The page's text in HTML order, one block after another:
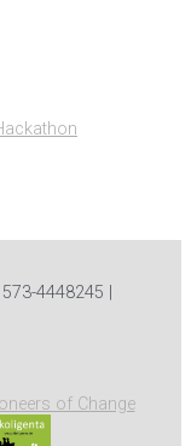
4448245 |